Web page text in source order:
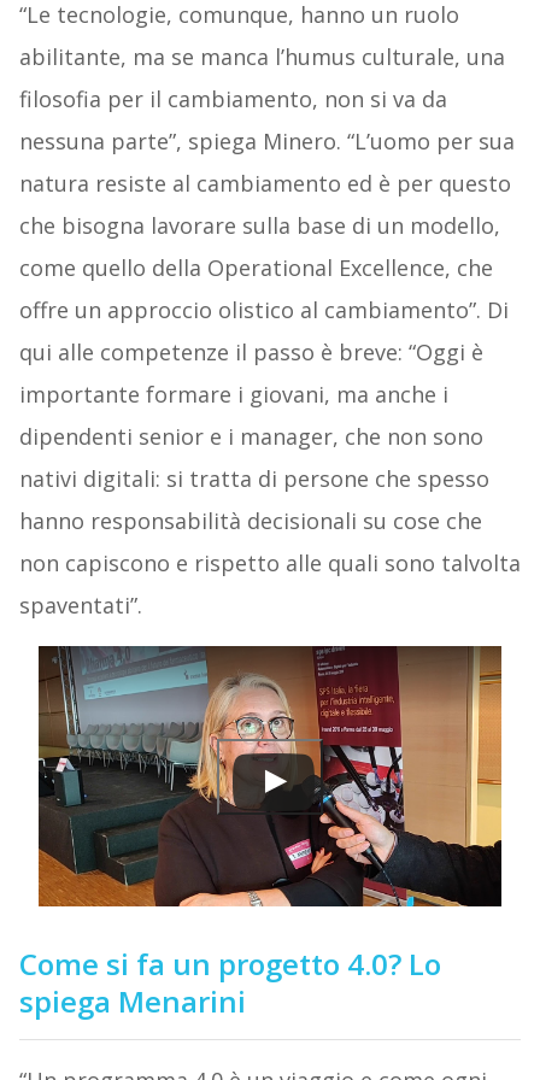
“Le tecnologie, comunque, hanno un ruolo
abilitante, ma se manca l’humus culturale, una
filosofia per il cambiamento, non si va da
nessuna parte”, spiega Minero. “L’uomo per sua
natura resiste al cambiamento ed è per questo
che bisogna lavorare sulla base di un modello,
come quello della Operational Excellence, che
offre un approccio olistico al cambiamento”. Di
qui alle competenze il passo è breve: “Oggi è
importante formare i giovani, ma anche i
dipendenti senior e i manager, che non sono
nativi digitali: si tratta di persone che spesso
hanno responsabilità decisionali su cose che
non capiscono e rispetto alle quali sono talvolta
spaventati”.
Come si fa un progetto 4.0? Lo
spiega Menarini